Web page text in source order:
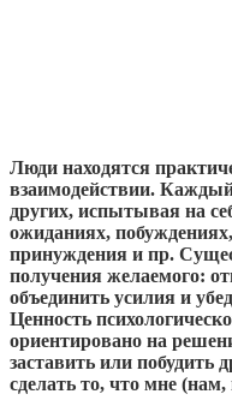
Люди находятся
взаимодействии.
других, испытывая на
ожиданиях,
принуждения и пр.
получения желаемого:
объединить усилия и
Ценность
ориентировано на
заставить или побудить
сделать то, что мне